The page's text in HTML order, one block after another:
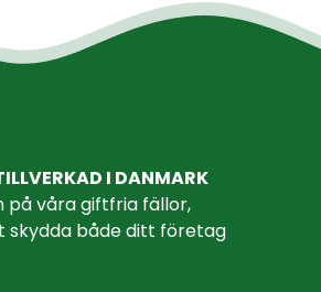
I DANMARK
på våra giftfria fällor,
både ditt företag